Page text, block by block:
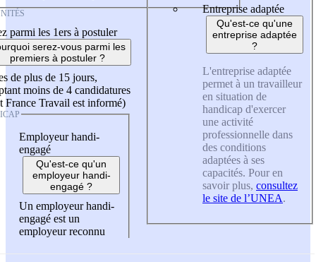
parmi les 1ers à postuler
serez-vous parmi les
premiers à postuler ?
de plus de 15 jours,
moins de 4 candidatures
France Travail est informé)
Employeur handi-
engagé
Qu'est-ce qu'un
employeur handi-
engagé ?
Un employeur handi-
engagé est un
employeur reconnu
Entreprise adaptée
Qu'est-ce qu'une
entreprise adaptée
?
L'entreprise adaptée
permet à un travailleur
en situation de
handicap d'exercer
une activité
professionnelle dans
des conditions
adaptées à ses
capacités. Pour en
savoir plus, consultez
le site de l’UNEA.